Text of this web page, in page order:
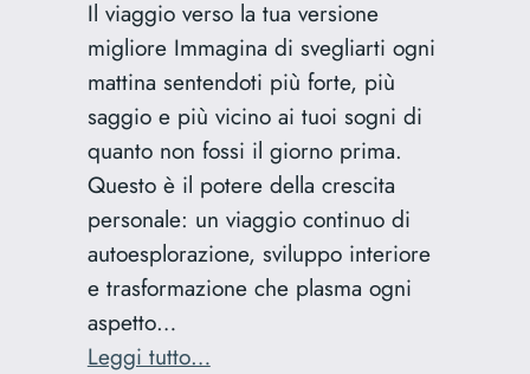
brand
più
famosi
Il viaggio verso la tua versione
migliore Immagina di svegliarti ogni
mattina sentendoti più forte, più
saggio e più vicino ai tuoi sogni di
quanto non fossi il giorno prima.
Questo è il potere della crescita
personale: un viaggio continuo di
autoesplorazione, sviluppo interiore
e trasformazione che plasma ogni
aspetto…
Leggi tutto…: